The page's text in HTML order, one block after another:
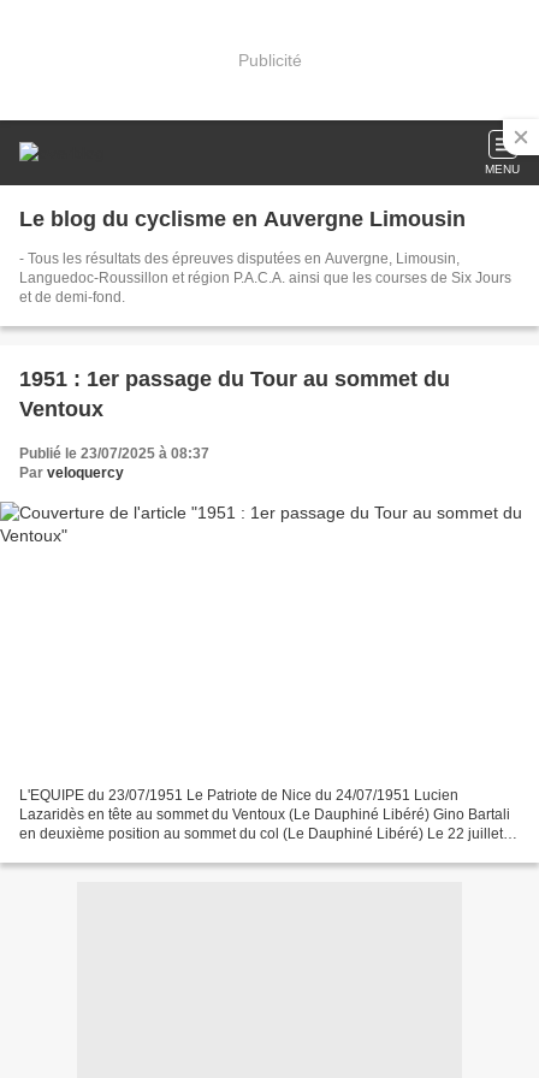
Publicité
MENU
Le blog du cyclisme en Auvergne Limousin
- Tous les résultats des épreuves disputées en Auvergne, Limousin,
Languedoc-Roussillon et région P.A.C.A. ainsi que les courses de Six Jours
et de demi-fond.
1951 : 1er passage du Tour au sommet du
Ventoux
Publié le 23/07/2025 à 08:37
Par veloquercy
L'EQUIPE du 23/07/1951 Le Patriote de Nice du 24/07/1951 Lucien
Lazaridès en tête au sommet du Ventoux (Le Dauphiné Libéré) Gino Bartali
en deuxième position au sommet du col (Le Dauphiné Libéré) Le 22 juillet